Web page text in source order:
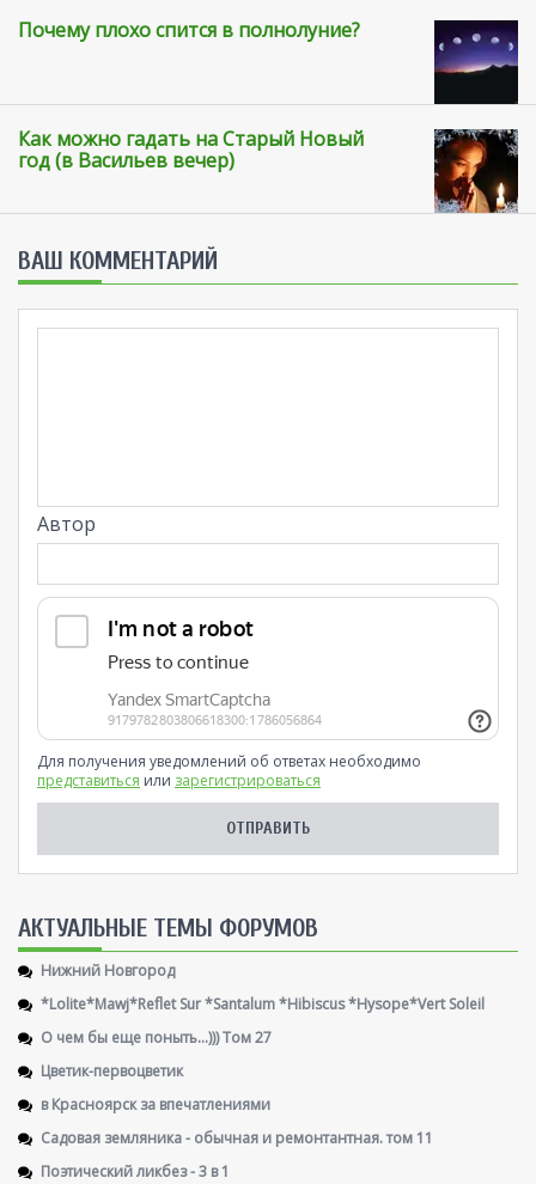
Почему плохо спится в полнолуние?
Как можно гадать на Старый Новый
год (в Васильев вечер)
ВАШ КОММЕНТАРИЙ
Автор
Для получения уведомлений об ответах необходимо
представиться или зарегистрироваться
AКТУАЛЬНЫЕ ТЕМЫ ФОРУМОВ
Нижний Новгород
*Lolite*Mawj*Reflet Sur *Santalum *Hibiscus *Hysope*Vert Soleil
О чем бы еще поныть...))) Том 27
Цветик-первоцветик
в Красноярск за впечатлениями
Садовая земляника - обычная и ремонтантная. том 11
Поэтический ликбез - 3 в 1